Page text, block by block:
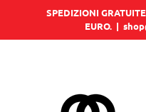
SPEDIZIONI
EURO. |